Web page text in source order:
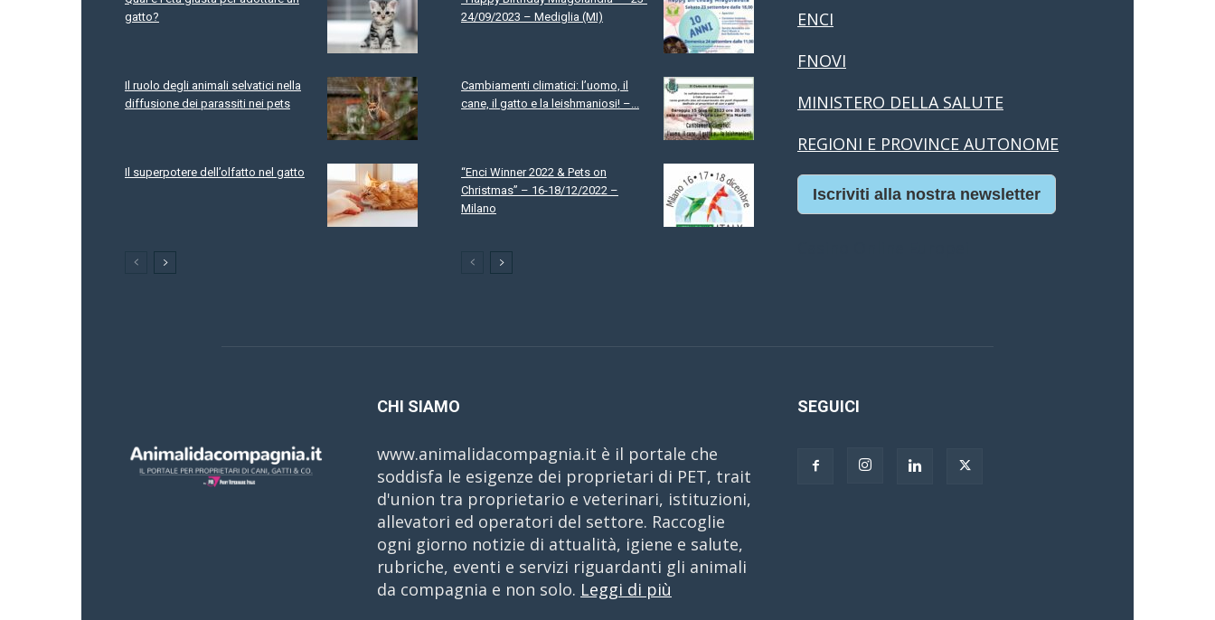
gatto?
Il ruolo degli animali selvatici nella
diffusione dei parassiti nei pets
Il superpotere dell’olfatto nel gatto
24/09/2023 – Mediglia (MI)
Cambiamenti climatici: l’uomo, il
cane, il gatto e la leishmaniosi! –...
“Enci Winner 2022 & Pets on
Christmas” – 16-18/12/2022 –
Milano
ENCI
FNOVI
MINISTERO DELLA SALUTE
REGIONI E PROVINCE AUTONOME
Iscriviti alla nostra newsletter
CHI SIAMO
www.animalidacompagnia.it è il portale che
soddisfa le esigenze dei proprietari di PET, trait
d'union tra proprietario e veterinari, istituzioni,
allevatori ed operatori del settore. Raccoglie
ogni giorno notizie di attualità, igiene e salute,
rubriche, eventi e servizi riguardanti gli animali
da compagnia e non solo. Leggi di più
SEGUICI